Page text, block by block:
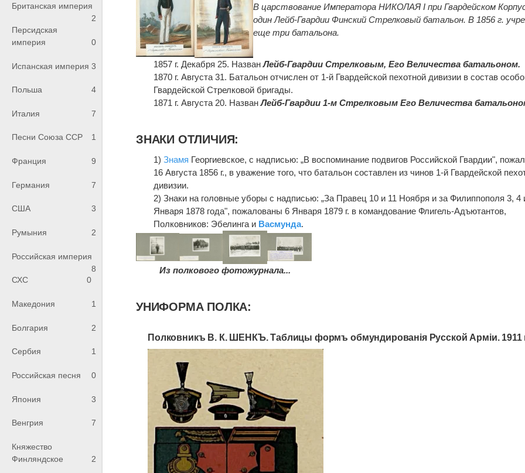
Британская империя
2
Персидская
империя
0
Испанская империя 3
Польша 4
Италия 7
Песни Союза ССР 1
Франция 9
Германия 7
США 3
Румыния 2
Российская империя
8
СХС
0
Македония 1
Болгария 2
Сербия 1
Российская песня 0
Япония 3
Венгрия 7
Княжество
Финляндское
2
В царствование Императора НИКОЛАЯ I при Гвардейском
один Лейб-Гвардии Финский Стрелковый батальон. В 1856 г.
еще три батальона.
1857 г. Декабря 25. НазванЛейб-Гвардии Стрелковым, Его Величества батальоном.
1870 г. Августа 31. Батальон отчислен от 1-й Гвардейской пехотной дивизии в состав
Гвардейской Стрелковой бригады.
1871 г. Августа 20. НазванЛейб-Гвардии 1-м Стрелковым Его Величества
ЗНАКИ ОТЛИЧИЯ:
1)Знамя Георгиевское, с надписью: „В воспоминание подвигов Российской Гвардии",
16 Августа 1856 г., в уважение того, что батальон составлен из чинов 1-й Гвардейской
дивизии.
2) Знаки на головные уборы с надписью: „За Правец 10 и 11 Ноября и за Филиппополя 3, 4
Января 1878 года", пожалованы 6 Января 1879 г. в командование Флигель-Адъютантов,
Полковников: Эбелинга и Васмунда.
Из полкового фотожурнала...
УНИФОРМА ПОЛКА:
Полковникъ В. К. ШЕНКЪ. Таблицы формъ обмундированія Русской Арміи. 1911